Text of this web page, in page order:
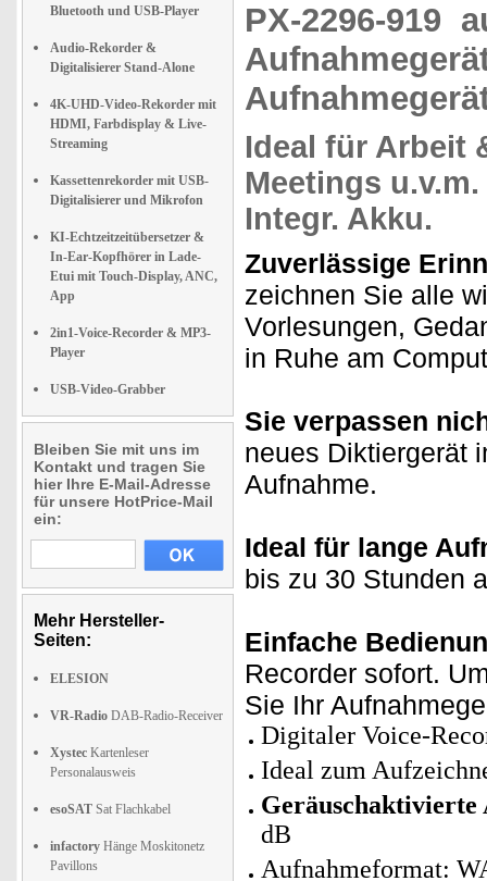
Bluetooth und USB-Player
Audio-Rekorder &
Digitalisierer Stand-Alone
4K-UHD-Video-Rekorder mit
HDMI, Farbdisplay & Live-
Streaming
Kassettenrekorder mit USB-
Digitalisierer und Mikrofon
KI-Echtzeitzeitübersetzer &
In-Ear-Kopfhörer in Lade-
Etui mit Touch-Display, ANC,
App
2in1-Voice-Recorder & MP3-
Player
USB-Video-Grabber
Bleiben Sie mit uns im
Kontakt und tragen Sie
hier Ihre E-Mail-Adresse
für unsere HotPrice-Mail
ein:
Mehr Hersteller-
Seiten:
ELESION
VR-Radio DAB-Radio-Receiver
Xystec Kartenleser
Personalausweis
esoSAT Sat Flachkabel
infactory Hänge Moskitonetz
Pavillons
PX-2296-919
Ideal für Arbeit
Meetings u.v.m.
Integr. Akku.
Zuverlässige
zeichnen Sie alle
Vorlesungen,
in Ruhe am
Sie verpassen
neues Diktiergerät
Aufnahme.
Ideal für lange
bis zu 30 Stunden
Einfache
Recorder sofort.
Sie Ihr
Digitaler Voice-
Ideal zum
dB
Aufnahmeformat: